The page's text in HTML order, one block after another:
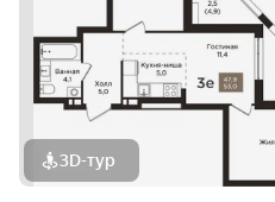
3D-тур